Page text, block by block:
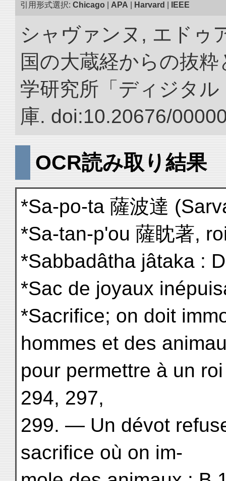
引用形式選択: Chicago APA Harvard IEEE
シャヴァンヌ, エドゥ
国の大蔵経からの抜
学研究所「ディジタ
庫. doi:10.20676/
OCR読み取り結果
*Sa-po-ta 薩波達
*Sa-tan-p'ou 薩眈著,
*Sabbadâtha jâtaka :
*Sac de joyaux
*Sacrifice; on doit
hommes et des
pour permettre à un
294, 297,
299. — Un dévot
sacrifice où on im-